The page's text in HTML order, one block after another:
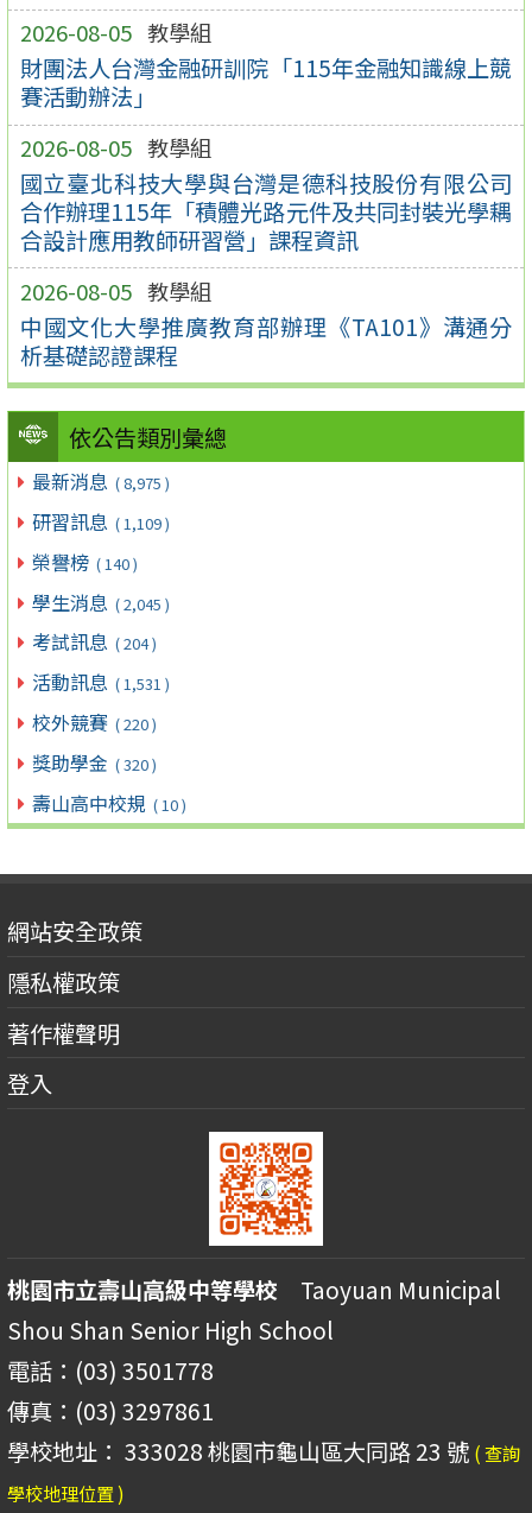
2026-08-05 教學組
財團法人台灣金融研訓院「115年金融知識線上競
賽活動辦法」
2026-08-05 教學組
國立臺北科技大學與台灣是德科技股份有限公司
合作辦理115年「積體光路元件及共同封裝光學耦
合設計應用教師研習營」課程資訊
2026-08-05 教學組
中國文化大學推廣教育部辦理《TA101》溝通分
析基礎認證課程
依公告類別彙總
最新消息 ( 8,975 )
研習訊息 ( 1,109 )
榮譽榜 ( 140 )
學生消息 ( 2,045 )
考試訊息 ( 204 )
活動訊息 ( 1,531 )
校外競賽 ( 220 )
獎助學金 ( 320 )
壽山高中校規 ( 10 )
網站安全政策
隱私權政策
著作權聲明
登入
桃園市立壽山高級中等學校 Taoyuan Municipal
Shou Shan Senior High School
電話：(03) 3501778
傳真：(03) 3297861
學校地址： 333028 桃園市龜山區大同路 23 號 ( 查詢
學校地理位置 )